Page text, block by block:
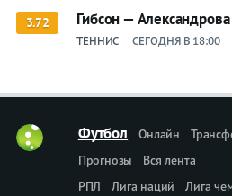
3.72 Гибсон — Александрова
ТЕННИС СЕГОДНЯ В 18:00
Футбол Онлайн
Прогнозы
Вся лента
РПЛ
Лига наций Лига